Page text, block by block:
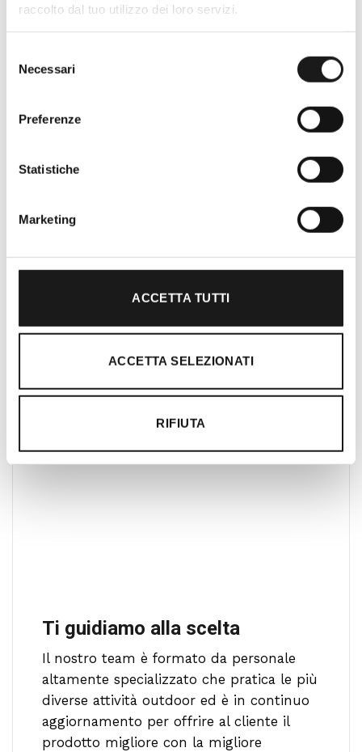
raccolto dal tuo utilizzo dei loro servizi.
delNecessari
Preferenze
Statistiche
Marketing
ACCETTA TUTTI
ACCETTA SELEZIONATI
RIFIUTA
Oltre 30 anni di esperienza
Roma, RRTrek è il punto di riferimento
Lazio. Da sempre soddisfiamo i nostri
clienti con professionalità, rendendo
gratificante.
Ti guidiamo alla scelta
Il nostro team è formato da personale
altamente specializzato che pratica le più
diverse attività outdoor ed è in continuo
aggiornamento per offrire al cliente il
prodotto migliore con la migliore